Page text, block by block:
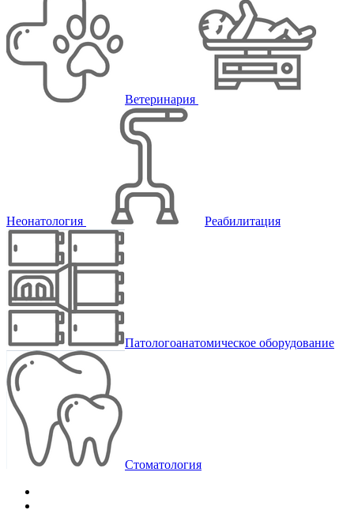
Ветеринария
Неонатология Реабилитация
Патологоанатомическое оборудование
Стоматология